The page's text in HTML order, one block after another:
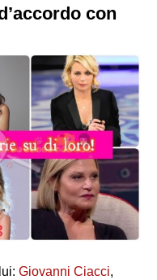
con
Giovanni Ciacci,